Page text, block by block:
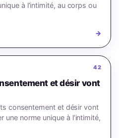
à l’intimité, au corps ou
→
42
et désir vont
consentement et désir vont
une norme unique à l’intimité,